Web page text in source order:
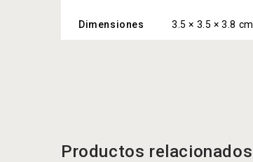
Dimensiones 3.5 × 3.5 × 3.8 cm
Productos relacionados